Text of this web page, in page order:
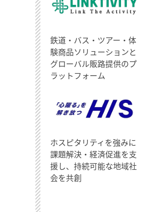
鉄道・バス・ツアー・体
験商品ソリューションと
グローバル販路提供のプ
ラットフォーム
ホスピタリティを強みに
課題解決・経済促進を支
援し、持続可能な地域社
会を共創